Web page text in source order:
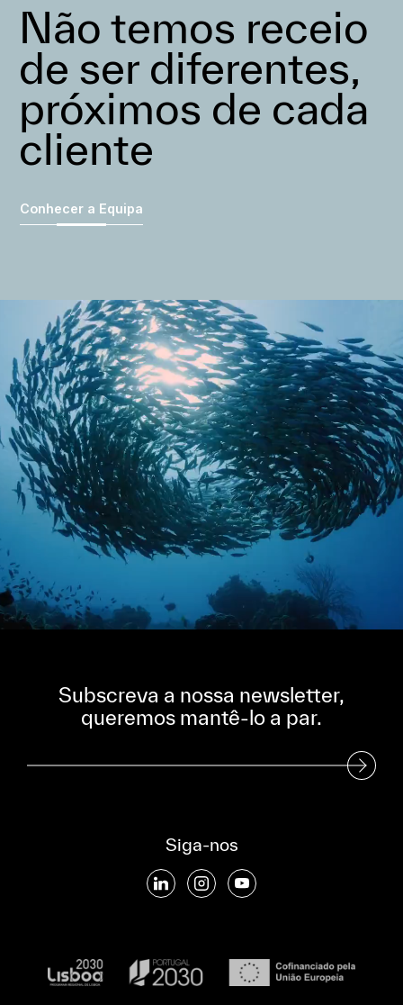
Não temos receio
de ser diferentes,
próximos de cada
cliente
Conhecer a Equipa
Subscreva a nossa newsletter,
queremos mantê-lo a par.
Subscreva a nossa Newsletter
Siga-nos